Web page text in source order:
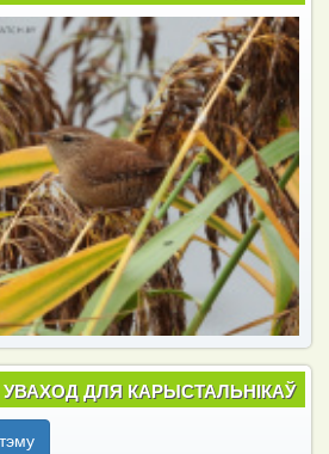
УВАХОД ДЛЯ КАРЫСТАЛЬНІКАЎ